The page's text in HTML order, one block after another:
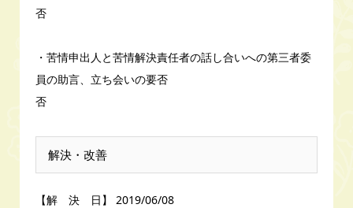
否
・苦情申出人と苦情解決責任者の話し合いへの第三者委
員の助言、立ち会いの要否
否
解決・改善
【解 決 日】 2019/06/08